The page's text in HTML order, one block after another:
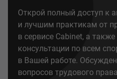
Открой полный доступ к
и лучшим практикам от
в сервисе Cabinet, а
консультации по всем
в Вашей работе.
вопросов трудового